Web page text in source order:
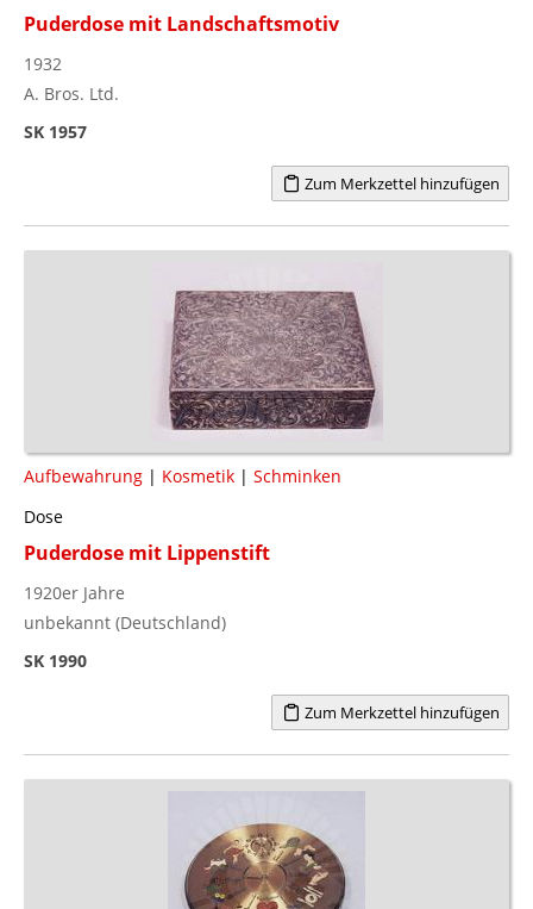
Puderdose mit Landschaftsmotiv
1932
A. Bros. Ltd.
SK 1957
Zum Merkzettel hinzufügen
Aufbewahrung | Kosmetik | Schminken
Dose
Puderdose mit Lippenstift
1920er Jahre
unbekannt (Deutschland)
SK 1990
Zum Merkzettel hinzufügen